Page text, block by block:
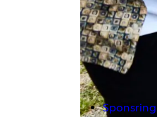
Sponsring